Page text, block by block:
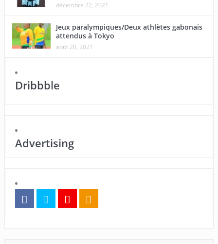
décembre 22, 2021
Jeux paralympiques/Deux athlètes gabonais
attendus à Tokyo
août 20, 2021
Dribbble
Advertising